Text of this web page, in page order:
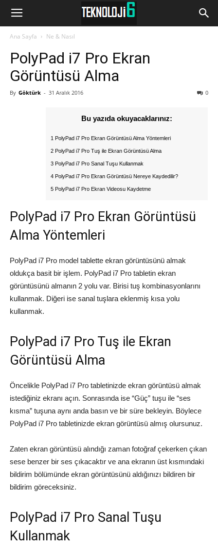
www.Teknoloji6.com
Ana Sayfa Ne & Nasıl
PolyPad i7 Pro Ekran
Görüntüsü Alma
By Göktürk - 31 Aralık 2016 0
Bu yazıda okuyacaklarınız:
1 PolyPad i7 Pro Ekran Görüntüsü Alma Yöntemleri
2 PolyPad i7 Pro Tuş ile Ekran Görüntüsü Alma
3 PolyPad i7 Pro Sanal Tuşu Kullanmak
4 PolyPad i7 Pro Ekran Görüntüsü Nereye Kaydedilir?
5 PolyPad i7 Pro Ekran Videosu Kaydetme
PolyPad i7 Pro Ekran Görüntüsü
Alma Yöntemleri
PolyPad i7 Pro model tablette ekran görüntüsünü almak
oldukça basit bir işlem. PolyPad i7 Pro tabletin ekran
görüntüsünü almanın 2 yolu var. Birisi tuş kombinasyonlarını
kullanmak. Diğeri ise sanal tuşlara eklenmiş kısa yolu
kullanmak.
PolyPad i7 Pro Tuş ile Ekran
Görüntüsü Alma
Öncelikle PolyPad i7 Pro tabletinizde ekran görüntüsü almak
istediğiniz ekranı açın. Sonrasında ise “Güç” tuşu ile “ses
kısma” tuşuna aynı anda basın ve bir süre bekleyin. Böylece
PolyPad i7 Pro tabletinizde ekran görüntüsü almış olursunuz.
Zaten ekran görüntüsü alındığı zaman fotoğraf çekerken çıkan
sese benzer bir ses çıkacaktır ve ana ekranın üst kısmındaki
bildirim bölümünde ekran görüntüsünü aldığınızı bildiren bir
bildirim göreceksiniz.
PolyPad i7 Pro Sanal Tuşu
Kullanmak